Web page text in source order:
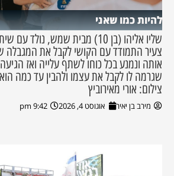
להיות כמו שאני
שליו אליהו (בן 10) מבית שמש,
צעיר התמודד עם הקושי לקבל את המגבלה
אותה ונמנע בכל כוחו לשתף עלייה ואז
שגרמה לו לקבל את עצמו ולהבין עד כמה
צילום: אורי מאירוביץ
מירב בן יאיר אוגוסט 4, 2026 9:42 pm